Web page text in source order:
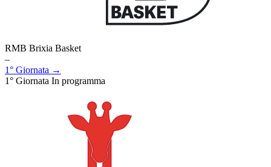
RMB Brixia Basket
–
1° Giornata →
1° Giornata In programma